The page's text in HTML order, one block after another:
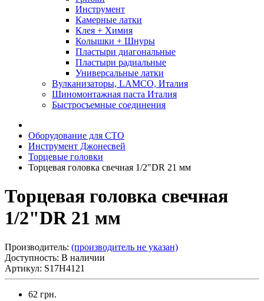
Инструмент
Камерные латки
Клея + Химия
Колышки + Шнуры
Пластыри диагональные
Пластыри радиальные
Универсальные латки
Вулканизаторы, LAMCO, Италия
Шиномонтажная паста Италия
Быстросъемные соединения
Оборудование для СТО
Инструмент Джонесвей
Торцевые головки
Торцевая головка свечная 1/2"DR 21 мм
Торцевая головка свечная
1/2"DR 21 мм
Производитель: (производитель не указан)
Доступность: В наличии
Артикул: S17H4121
62 грн.